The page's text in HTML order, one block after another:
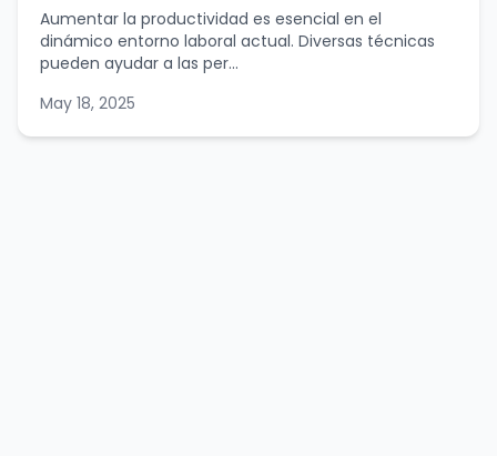
Aumentar la productividad es esencial en el
dinámico entorno laboral actual. Diversas técnicas
pueden ayudar a las per...
May 18, 2025